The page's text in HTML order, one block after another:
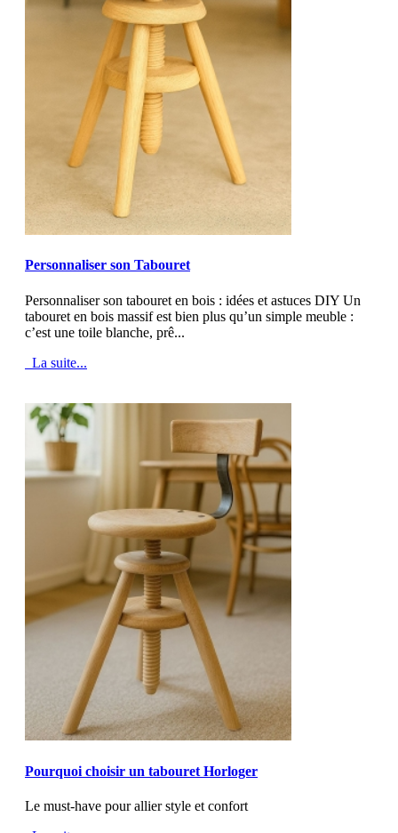
Personnaliser son Tabouret
Personnaliser son tabouret en bois : idées et astuces DIY Un
tabouret en bois massif est bien plus qu’un simple meuble :
c’est une toile blanche, prê...
La suite...
Pourquoi choisir un tabouret Horloger
Le must-have pour allier style et confort